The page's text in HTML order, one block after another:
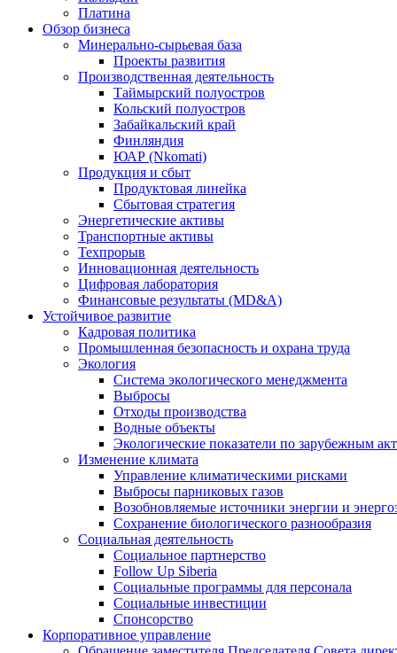
Платина
Обзор бизнеса
Минерально-сырьевая база
Проекты развития
Производственная деятельность
Таймырский полуостров
Кольский полуостров
Забайкальский край
Финляндия
ЮАР (Nkomati)
Продукция и сбыт
Продуктовая линейка
Сбытовая стратегия
Энергетические активы
Транспортные активы
Техпрорыв
Инновационная деятельность
Цифровая лаборатория
Финансовые результаты (MD&A)
Устойчивое развитие
Кадровая политика
Промышленная безопасность и охрана труда
Экология
Система экологического менеджмента
Выбросы
Отходы производства
Водные объекты
Экологические показатели по зарубежным
Изменение климата
Управление климатическими рисками
Выбросы парниковых газов
Возобновляемые источники энергии и
Сохранение биологического разнообразия
Социальная деятельность
Социальное партнерство
Follow Up Siberia
Социальные программы для персонала
Социальные инвестиции
Спонсорство
Корпоративное управление